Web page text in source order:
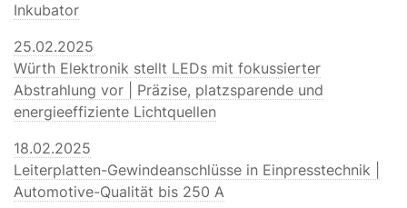
Inkubator
25.02.2025
Würth Elektronik stellt LEDs mit fokussierter
Abstrahlung vor | Präzise, platzsparende und
energieeffiziente Lichtquellen
18.02.2025
Leiterplatten-Gewindeanschlüsse in Einpresstechnik |
Automotive-Qualität bis 250 A